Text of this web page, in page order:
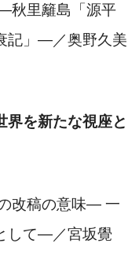
秋里籬島「源平
」 ―／奥野久美
界を新たな視座と
改稿の意味― 一
して―／宮坂覺